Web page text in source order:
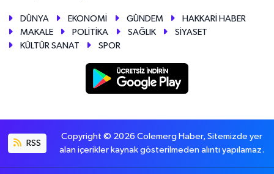
DÜNYA EKONOMİ GÜNDEM
HAKKARİ HABER
MAKALE
POLİTİKA SAĞLIK
SİYASET
KÜLTÜR SANAT
SPOR
RSS
Copyright © 2026 Colemerg Haber, Sitemizde yer
alan içerikler kaynak gösterilmeden alıntı yapılamaz.